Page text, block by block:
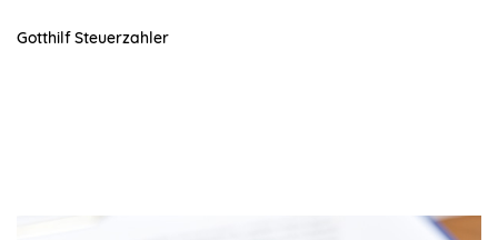
Gotthilf Steuerzahler